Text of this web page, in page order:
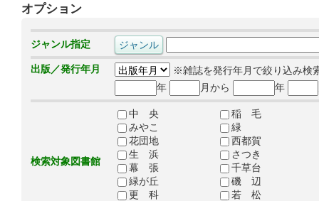
オプション
ジャンル指定
出版／発行年月
※雑誌を発行年月で絞り込み検
年
月から 年
検索対象図書館
中 央
稲 毛
みやこ
緑
花団地
西都賀
生 浜
さつき
幕 張
千草台
緑が丘
磯 辺
更 科
若 松